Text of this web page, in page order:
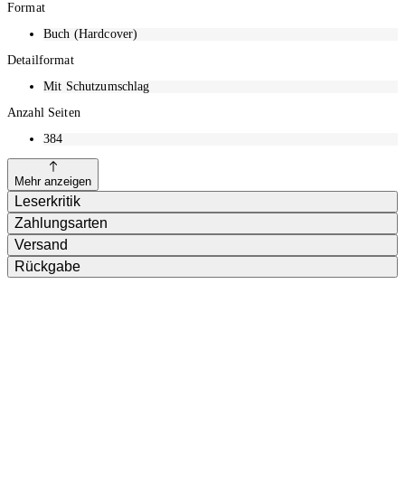
Format
Buch (Hardcover)
Detailformat
Mit Schutzumschlag
Anzahl Seiten
384
Mehr anzeigen
Leserkritik
Zahlungsarten
Versand
Rückgabe